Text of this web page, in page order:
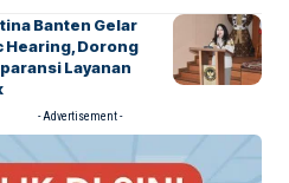
Banten Gelar
Hearing, Dorong
Layanan
- Advertisement -